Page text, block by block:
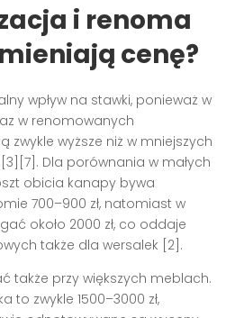
i renoma
cenę?
wpływ na stawki, ponieważ w
w renomowanych
zwykle wyższe niż w mniejszych
Dla porównania w małych
obicia kanapy bywa
700–900 zł, natomiast w
około 2000 zł, co oddaje
także dla wersalek [2].
także przy większych meblach.
to zwykle 1500–3000 zł,